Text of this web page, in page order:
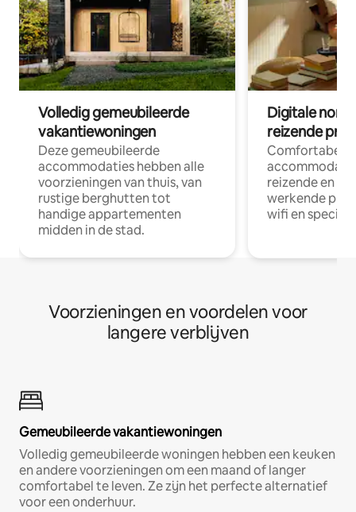
Volledig gemeubileerde
vakantiewoningen
Deze gemeubileerde
accommodaties hebben alle
voorzieningen van thuis, van
rustige berghutten tot
handige appartementen
midden in de stad.
Digitale
reizende
Comfortabele
reizende en
werkende
wifi en
Voorzieningen en voordelen voor
langere verblijven
Gemeubileerde vakantiewoningen
Volledig gemeubileerde woningen hebben een keuken
en andere voorzieningen om een maand of langer
comfortabel te leven. Ze zijn het perfecte alternatief
voor een onderhuur.